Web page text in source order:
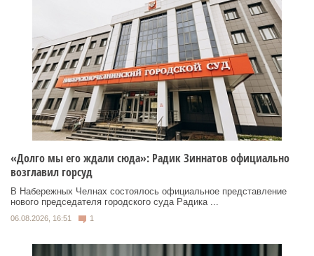
«Долго мы его ждали сюда»: Радик Зиннатов официально
возглавил горсуд
В Набережных Челнах состоялось официальное представление
нового председателя городского суда Радика ...
06.08.2026, 16:51 1